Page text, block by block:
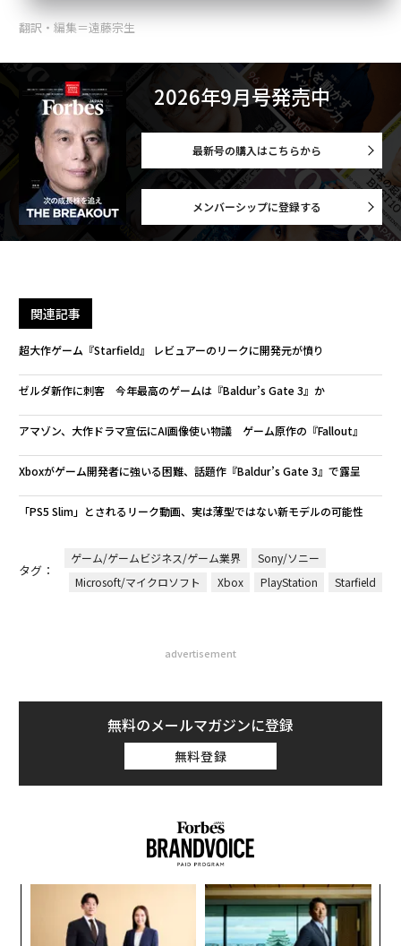
翻訳・編集＝遠藤宗生
2026年9月号発売中
最新号の購入はこちらから
メンバーシップに登録する
関連記事
超大作ゲーム『Starfield』 レビュアーのリークに開発元が憤り
ゼルダ新作に刺客 今年最高のゲームは『Baldur’s Gate 3』か
アマゾン、大作ドラマ宣伝にAI画像使い物議 ゲーム原作の『Fallout』
Xboxがゲーム開発者に強いる困難、話題作『Baldur’s Gate 3』で露呈
「PS5 Slim」とされるリーク動画、実は薄型ではない新モデルの可能性
タグ：
ゲーム/ゲームビジネス/ゲーム業界
Sony/ソニー
Microsoft/マイクロソフト
Xbox PlayStation Starfield
advertisement
無料のメールマガジンに登録
無料登録